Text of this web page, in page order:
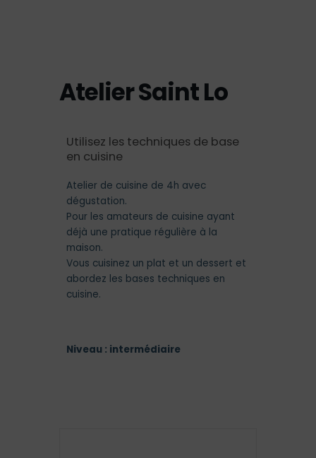
Atelier Saint Lo
Utilisez les techniques de base
en cuisine
Atelier de cuisine de 4h avec
dégustation.
Pour les amateurs de cuisine ayant
déjà une pratique régulière à la
maison.
Vous cuisinez un plat et un dessert et
abordez les bases techniques en
cuisine.
Niveau : intermédiaire